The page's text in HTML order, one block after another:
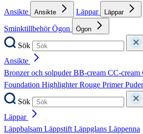
Ansikte
Ansikte Läppar Läppar
SminktillbehörÖgon Ögon
Sök
Ansikte
Bronzer och solpuderBB-cream CC-cream
Foundation HighlighterRouge Primer
Sök
Läppar
Läppbalsam LäppstiftLäppglans Läppenna